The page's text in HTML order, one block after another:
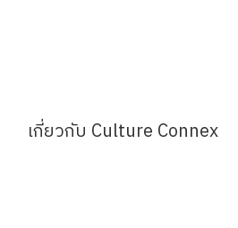
เกี่ยวกับ Culture Connex